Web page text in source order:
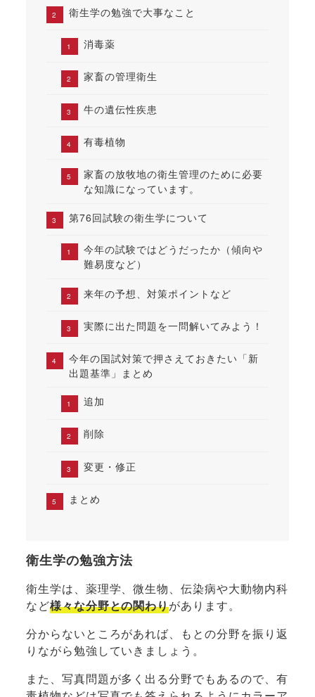
衛生学の勉強で大事なこと
消毒薬
家畜の管理衛生
牛の遺伝性疾患
有毒植物
家畜の放牧地の衛生管理のために必要
な知識になっています。
第76回試験の衛生学について
今年の試験ではどうだったか（傾向や
難易度など）
来年の予想、対策ポイントなど
実際に出た問題を一問解いてみよう！
今年の国試対策で押さえておきたい「新
出題基準」まとめ
追加
削除
変更・修正
まとめ
衛生学の勉強方法
衛生学は、薬理学、微生物、伝染病や大動物内科
など様々な分野との関わりがあります。
分からないところがあれば、もとの分野を振り返
りながら勉強していきましょう。
また、写真問題が多く出る分野でもあるので、有